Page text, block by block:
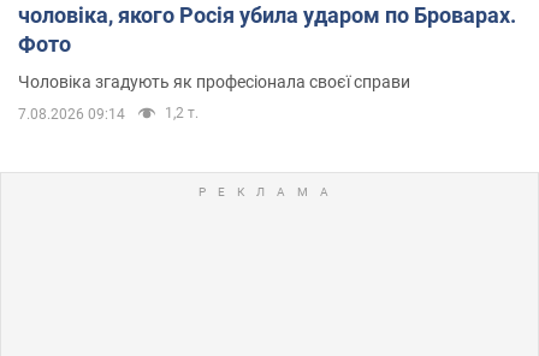
чоловіка, якого Росія убила ударом по Броварах.
Фото
Чоловіка згадують як професіонала своєї справи
7.08.2026 09:14 1,2 т.